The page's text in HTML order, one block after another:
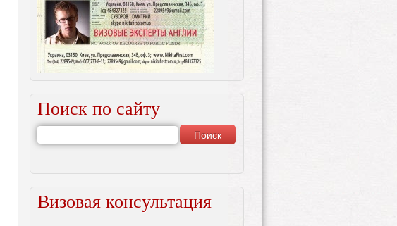
Поиск по сайту
Визовая консультация